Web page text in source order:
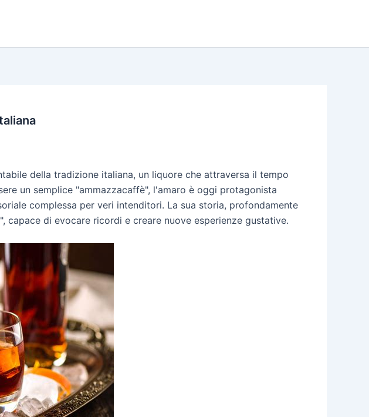
della tradizione italiana, un liquore che attraversa il tempo
un semplice "ammazzacaffè", l'amaro è oggi protagonista
complessa per veri intenditori. La sua storia, profondamente
di evocare ricordi e creare nuove esperienze gustative.